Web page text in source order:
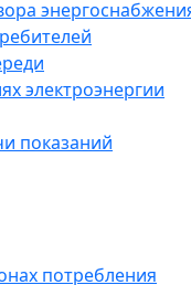
электроэнергии
показаний
потребления